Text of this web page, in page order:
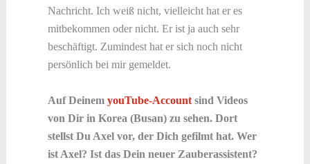
Nachricht. Ich weiß nicht, vielleicht hat er es
mitbekommen oder nicht. Er ist ja auch sehr
beschäftigt. Zumindest hat er sich noch nicht
persönlich bei mir gemeldet.
Auf Deinem youTube-Accountsind Videos
von Dir in Korea (Busan) zu sehen. Dort
stellst Du Axel vor, der Dich gefilmt hat. Wer
ist Axel? Ist das Dein neuer Zauberassistent?